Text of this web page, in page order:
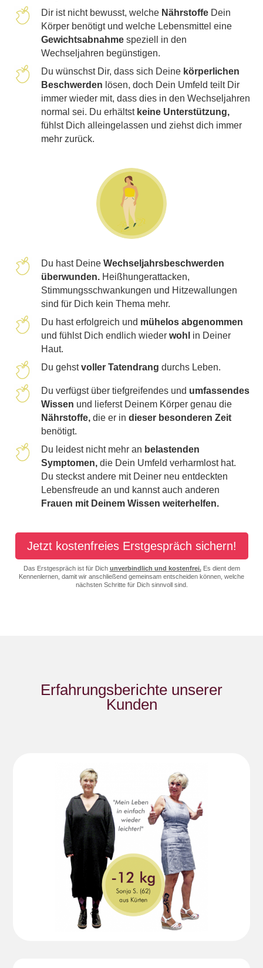
Dir ist nicht bewusst, welche NährstoffeDein
Körper benötigt und welche Lebensmittel eine
Gewichtsabnahmespeziell in den
Wechseljahren begünstigen.
Du wünschst Dir, dass sich Deinekörperlichen
Beschwerden lösen, doch Dein Umfeld teilt Dir
immer wieder mit, dass dies in den Wechseljahren
normal sei. Du erhältst keine Unterstützung,
fühlst Dich alleingelassen und ziehst dich immer
mehr zurück.
Du hast Deine Wechseljahrsbeschwerden
überwunden.Heißhungerattacken,
Stimmungsschwankungen und Hitzewallungen
sind für Dich kein Thema mehr.
Du hast erfolgreich und mühelos abgenommen
und fühlst Dich endlich wiederwohl in Deiner
Haut.
Du gehstvoller Tatendrang durchs Leben.
Du verfügst über tiefgreifendes und umfassendes
Wissen und lieferst Deinem Körper genau die
Nährstoffe,die er in dieser besonderen Zeit
benötigt.
Du leidest nicht mehr an belastenden
Symptomen,die Dein Umfeld verharmlost hat.
Du steckst andere mit Deiner neu entdeckten
Lebensfreude an und kannst auch anderen
Frauen mit Deinem Wissen weiterhelfen.
Jetzt kostenfreies Erstgespräch sichern!
Das Erstgespräch ist für Dich unverbindlich und kostenfrei.Es dient dem
Kennenlernen, damit wir anschließend gemeinsam entscheiden können, welche
nächsten Schritte für Dich sinnvoll sind.
Erfahrungsberichte unserer
Kunden